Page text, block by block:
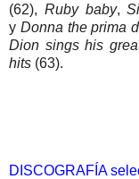
(62), Ruby baby,
y Donna the prima
Dion sings his
hits (63).
DISCOGRAFÍA